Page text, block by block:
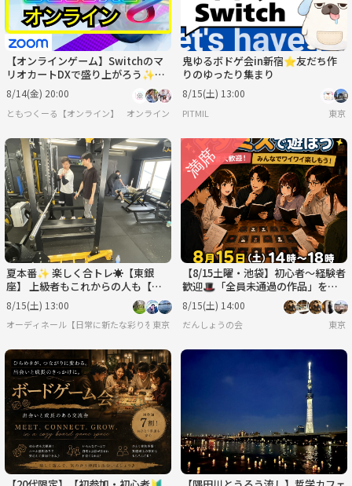
【オンラインゲーム】Switchのマ
リオカートDXで盛り上がろう✨
【🔰ゲーム初心者歓迎】
8/14(金) 20:00
ともつくーる【オンライン】 オンライン
鬼ゆるボドゲ会in新宿⭐友だち作
りのゆったり集まり
8/15(土) 13:00
PITMIL 東京
夏本番✨ 楽しく合トレ☀️【東銀
座】 上級者もこれからの人も【設
備◎2h】【＆少々ミット打ち🥊】
8/15(土) 13:00
オーディネール【日常に新たな彩りを/20代後半〜30代中心(40代少々)の集い】
東京
【8/15土曜・池袋】初心者〜経験者
歓迎🎩「全員未通過の作品」をそ
の場で選んで遊ぶマダミス会【前日
ｷｬﾝｾﾙ返金OK】
8/15(土) 14:00
だんしょうの会 東京